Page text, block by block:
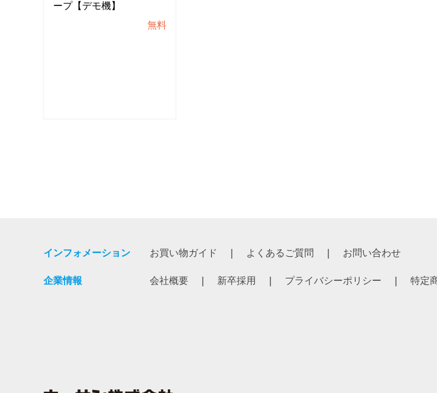
ープ【デモ機】
無料
インフォメーション お買い物ガイド よくあるご質問 お問い合わせ
企業情報 会社概要 新卒採用 プライバシーポリシー 特定